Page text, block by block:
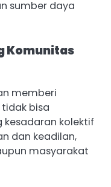
sumber daya
Komunitas
memberi
bisa
kesadaran kolektif
dan keadilan,
masyarakat